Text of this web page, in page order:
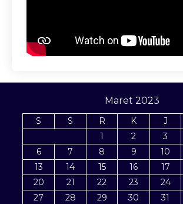
Maret 2023
S S R K J
1
2 3
6
7 8 9 10
13
14 15 16 17
20
21 22 23 24
27
28 29 30
31